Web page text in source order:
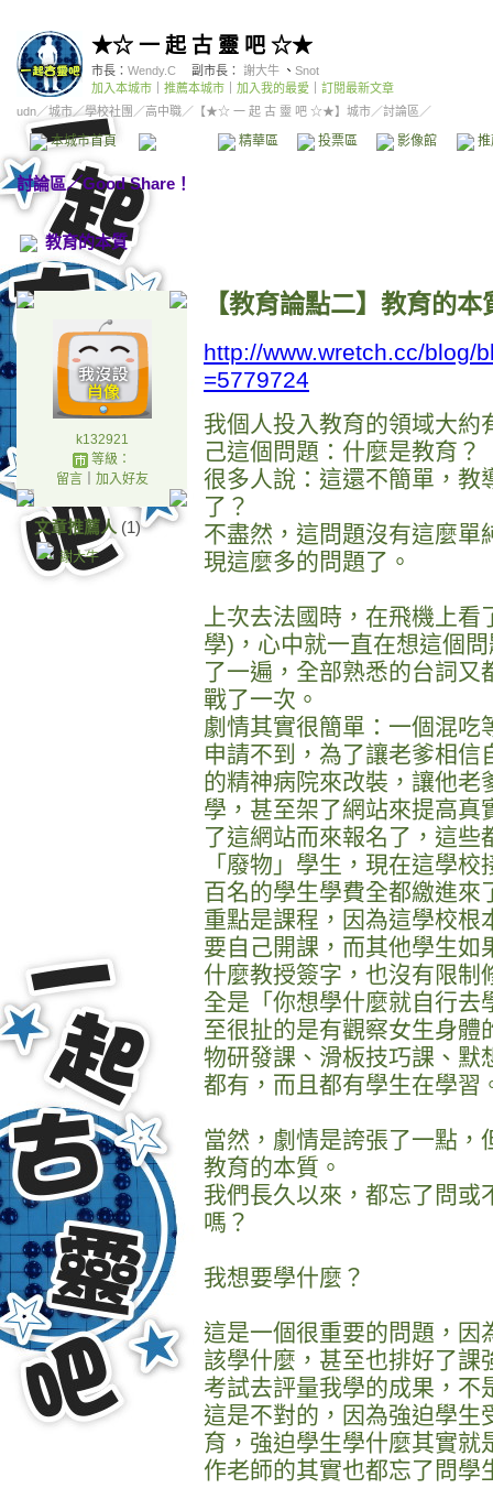
★☆ 一 起 古 靈 吧 ☆★
市長： Wendy.C 副市長： 謝大牛 、 Snot
加入本城市
推薦本城市 加入我的最愛
訂閱最新文章
udn／城市／學校社團 ／高中職／ 【★☆ 一 起 古 靈 吧 ☆★】城市／討論區／
本城市首頁 精華區 投票區 影像館
討論區／Good Share！
教育的本質
k132921
等級：
留言｜ 加入好友
文章推薦人 (1)
謝大牛
【教育論點二】教育的本
http://www.wretch.cc/blog/
=5779724
我個人投入教育的領域大約
己這個問題：什麼是教育？
很多人說：這還不簡單，教
了？
不盡然，這問題沒有這麼單
現這麼多的問題了。
上次去法國時，在飛機上
學)，心中就一直在想這個
了一遍，全部熟悉的台詞又
戰了一次。
劇情其實很簡單：一個混吃
申請不到，為了讓老爹相信
的精神病院來改裝，讓他老
學，甚至架了網站來提高真
了這網站而來報名了，這些
「廢物」學生，現在這學
百名的學生學費全都繳進來
重點是課程，因為這學校根
要自己開課，而其他學生如
什麼教授簽字，也沒有限制
全是「你想學什麼就自行去
至很扯的是有觀察女生身體
物研發課、滑板技巧課、默
都有，而且都有學生在學習
當然，劇情是誇張了一點，
教育的本質。
我們長久以來，都忘了問或
嗎？
我想要學什麼？
這是一個很重要的問題，因
該學什麼，甚至也排好了課
考試去評量我學的成果，不
這是不對的，因為強迫學生
育，強迫學生學什麼其實就
作老師的其實也都忘了問學